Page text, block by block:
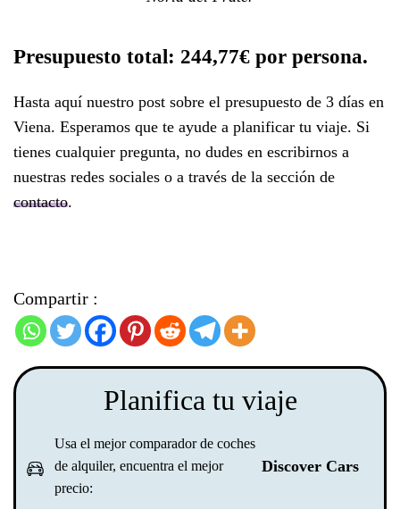
Presupuesto total: 244,77€ por persona.
Hasta aquí nuestro post sobre el presupuesto de 3 días en
Viena. Esperamos que te ayude a planificar tu viaje. Si
tienes cualquier pregunta, no dudes en escribirnos a
nuestras redes sociales o a través de la sección de
contacto.
Compartir :
Planifica tu viaje
Usa el mejor comparador de coches
de alquiler, encuentra el mejor
precio:
Discover Cars